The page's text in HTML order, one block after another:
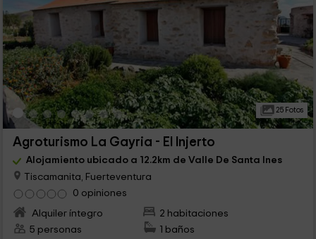
25 Fotos
Agroturismo La Gayria - El Injerto
Alojamiento ubicado a 12.2km de Valle De Santa Ines
Tiscamanita, Fuerteventura
0 opiniones
Alquiler íntegro
2 habitaciones
5 personas
1 baños